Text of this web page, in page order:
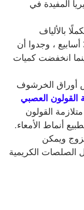
المفيدة في
مشاركًا مكملًا بالألياف
. بعد 3 أسابيع ، وجدوا أن
انخفضت كميات
أوراق الخرشوف
القولون العصبي
القولون
أنماط الأمعاء.
ويمكن
الصلصات الكريمية